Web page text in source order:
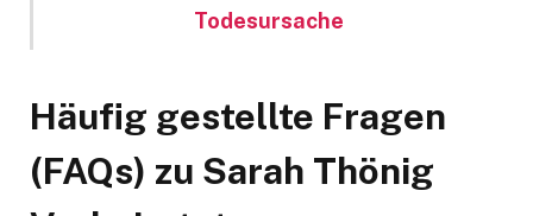
Todesursache
Häufig gestellte Fragen
(FAQs) zu Sarah Thönig